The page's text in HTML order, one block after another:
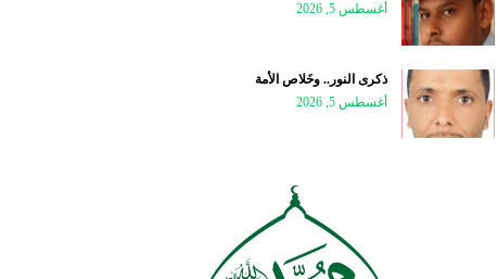
أغسطس 5, 2026
ذكرى النور.. وخَلاص الأمة
أغسطس 5, 2026